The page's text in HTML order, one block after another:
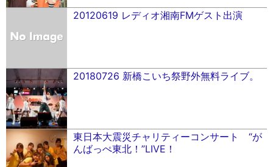
20120619 レディオ湘南FMゲスト出演
20180726 新橋こいち祭野外無料ライブ。
東日本大震災チャリティーコンサート “が
んばっぺ東北！”LIVE！